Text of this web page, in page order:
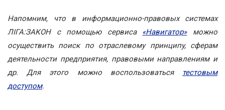
Напомним, что в информационно-правовых системах
ЛІГА:ЗАКОН с помощью сервиса «Навигатор»можно
осуществить поиск по отраслевому принципу, сферам
деятельности предприятия, правовыми направлениям и
др. Для этого можно воспользоваться
тестовым
доступом.